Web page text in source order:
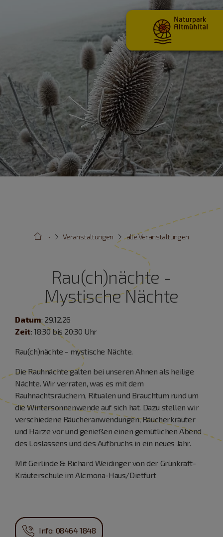
alle Veranstaltungen
Veranstaltungen
···
Rau(ch)nächte -
Mystische Nächte
Datum: 29.12.26
Zeit: 18:30 bis 20:30 Uhr
Rau(ch)nächte - mystische Nächte.
Die Rauhnächte galten bei unseren Ahnen als heilige
Nächte. Wir verraten, was es mit dem
Rauhnachtsräuchern, Ritualen und Brauchtum rund um
die Wintersonnenwende auf sich hat. Dazu stellen wir
verschiedene Räucheranwendungen, Räucherkräuter
und Harze vor und genießen einen gemütlichen Abend
des Loslassens und des Aufbruchs in ein neues Jahr.
Mit Gerlinde & Richard Weidinger von der Grünkraft-
Kräuterschule im Alcmona-Haus/Dietfurt
Info: 08464 1848